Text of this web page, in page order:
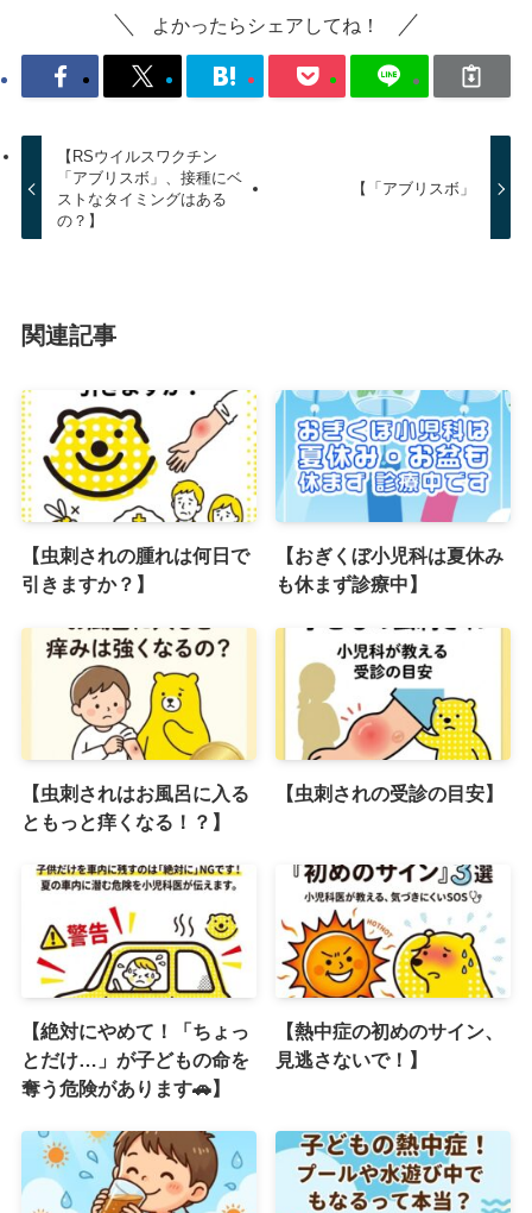
よかったらシェアしてね！
【RSウイルスワクチン
「アブリスボ」、接種にベ
ストなタイミングはある
の？】
【「アブリスボ」
関連記事
【虫刺されの腫れは何日で
引きますか？】
【おぎくぼ小児科は夏休み
も休まず診療中】
【虫刺されはお風呂に入る
ともっと痒くなる！？】
【虫刺されの受診の目安】
【絶対にやめて！「ちょっ
とだけ…」が子どもの命を
奪う危険があります🚗】
【熱中症の初めのサイン、
見逃さないで！】